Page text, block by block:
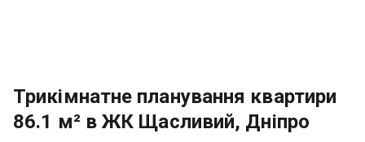
Трикімнатне планування квартири
86.1 м² в ЖК Щасливий, Дніпро